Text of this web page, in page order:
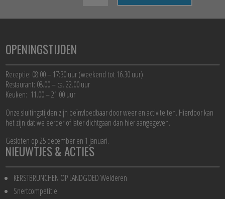
OPENINGSTIJDEN
Receptie: 08:00 – 17:30 uur (weekend tot 16.30 uur)
Restaurant: 08.00 – ca. 22.00 uur
Keuken: 11.00 – 21.00 uur
Onze sluitingstijden zijn beïnvloedbaar door weer en activiteiten. Hierdoor kan
het zijn dat we eerder of later dichtgaan dan hier aangegeven.
Gesloten op 25 december en 1 januari.
NIEUWTJES & ACTIES
KERSTBRUNCHEN OP LANDGOED Welderen
Snertcompetitie